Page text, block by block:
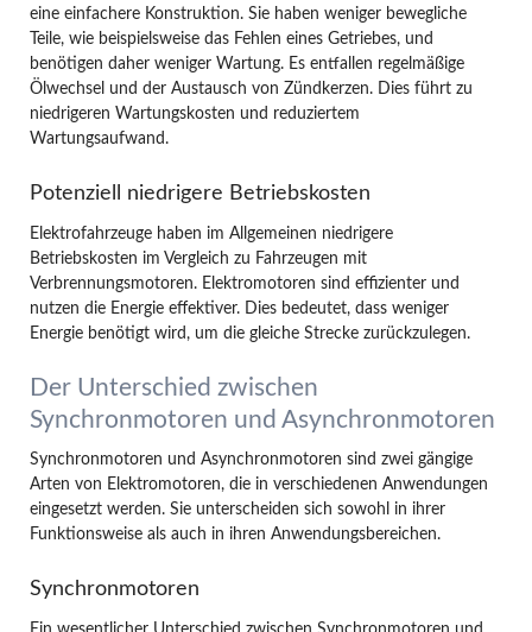
eine einfachere Konstruktion. Sie haben weniger bewegliche
Teile, wie beispielsweise das Fehlen eines Getriebes, und
benötigen daher weniger Wartung. Es entfallen regelmäßige
Ölwechsel und der Austausch von Zündkerzen. Dies führt zu
niedrigeren Wartungskosten und reduziertem
Wartungsaufwand.
Potenziell niedrigere Betriebskosten
Elektrofahrzeuge haben im Allgemeinen niedrigere
Betriebskosten im Vergleich zu Fahrzeugen mit
Verbrennungsmotoren. Elektromotoren sind effizienter und
nutzen die Energie effektiver. Dies bedeutet, dass weniger
Energie benötigt wird, um die gleiche Strecke zurückzulegen.
Der Unterschied zwischen
Synchronmotoren und Asynchronmotoren
Synchronmotoren und Asynchronmotoren sind zwei gängige
Arten von Elektromotoren, die in verschiedenen Anwendungen
eingesetzt werden. Sie unterscheiden sich sowohl in ihrer
Funktionsweise als auch in ihren Anwendungsbereichen.
Synchronmotoren